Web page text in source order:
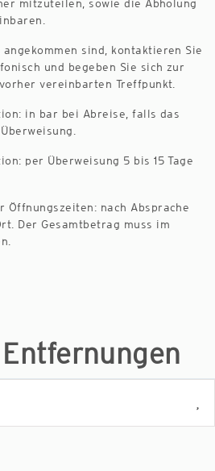
mitzuteilen, sowie die Abholung
sind, kontaktieren Sie
und begeben Sie sich zur
vereinbarten Treffpunkt.
in bar bei Abreise, falls das
per Überweisung 5 bis 15 Tage
Öffnungszeiten: nach Absprache
Der Gesamtbetrag muss im